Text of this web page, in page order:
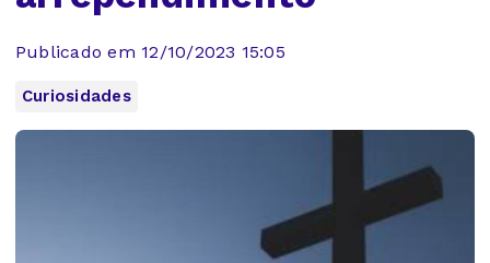
Publicado em 12/10/2023 15:05
Curiosidades